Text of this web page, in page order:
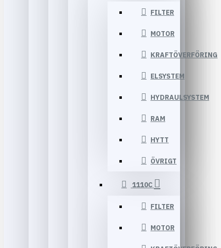
FILTER
MOTOR
KRAFTÖVERFÖRING
ELSYSTEM
HYDRAULSYSTEM
RAM
HYTT
ÖVRIGT
1110C
FILTER
MOTOR